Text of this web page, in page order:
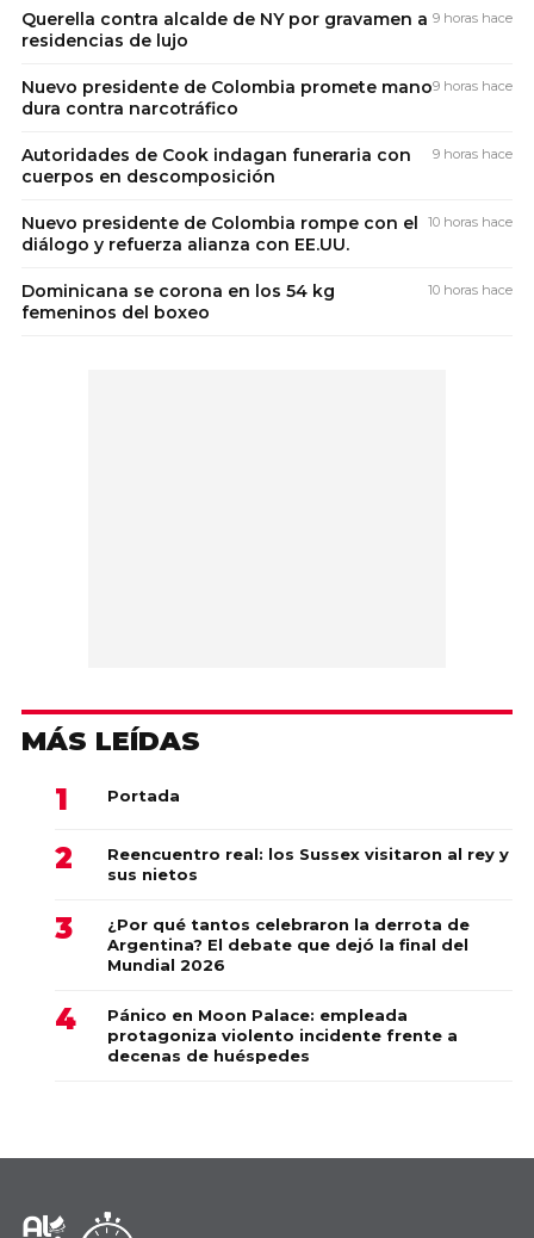
Querella contra alcalde de NY por gravamen a
residencias de lujo
9 horas hace
Nuevo presidente de Colombia promete mano
dura contra narcotráfico
9 horas hace
Autoridades de Cook indagan funeraria con
cuerpos en descomposición
9 horas hace
Nuevo presidente de Colombia rompe con el
diálogo y refuerza alianza con EE.UU.
10 horas hace
Dominicana se corona en los 54 kg
femeninos del boxeo
10 horas hace
MÁS LEÍDAS
Portada
Reencuentro real: los Sussex visitaron al rey y
sus nietos
¿Por qué tantos celebraron la derrota de
Argentina? El debate que dejó la final del
Mundial 2026
Pánico en Moon Palace: empleada
protagoniza violento incidente frente a
decenas de huéspedes